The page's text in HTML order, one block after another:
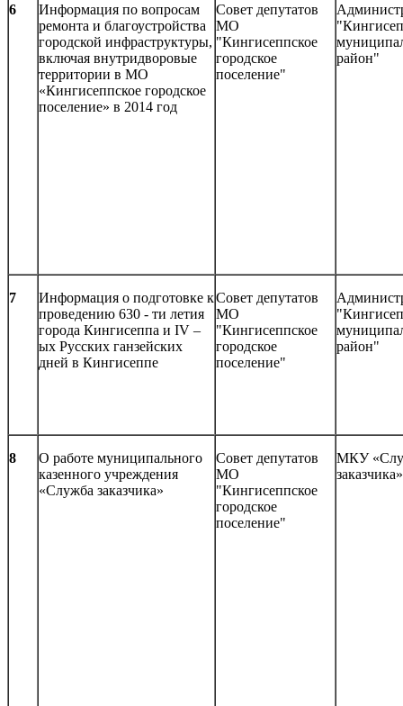
6
Информация по вопросам
ремонта и благоустройства
городской инфраструктуры,
включая внутридворовые
территории в МО
«Кингисеппское городское
поселение» в 2014 год
Совет депутатов
МО
"Кингисеппское
городское
поселение"
район"
7
Информация о подготовке к
проведению 630 - ти летия
города Кингисеппа и IV –
ых Русских ганзейских
дней в Кингисеппе
Совет депутатов
МО
"Кингисеппское
городское
поселение"
район"
8
О работе муниципального
казенного учреждения
«Служба заказчика»
Совет депутатов
МО
"Кингисеппское
городское
поселение"
МКУ
заказчика»